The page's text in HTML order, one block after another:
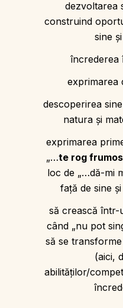
dezvoltarea
construind
sine
încrederea
exprimarea
descoperirea
natura și
exprimarea
„…te rog frumos
loc de „…dă-mi
față de sine
să crească într-
când „nu pot
să se
(aici,
abilităţilor/